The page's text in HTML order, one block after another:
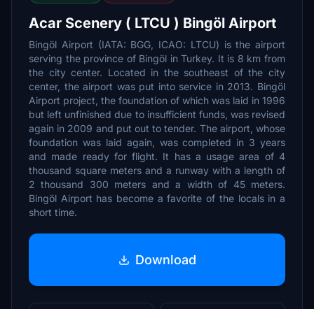
Acar Scenery ( LTCU ) Bingöl Airport
Bingöl Airport (IATA: BGG, ICAO: LTCU) is the airport
serving the province of Bingöl in Turkey. It is 8 km from
the city center. Located in the southeast of the city
center, the airport was put into service in 2013. Bingöl
Airport project, the foundation of which was laid in 1996
but left unfinished due to insufficient funds, was revised
again in 2009 and put out to tender. The airport, whose
foundation was laid again, was completed in 3 years
and made ready for flight. It has a usage area of 4
thousand square meters and a runway with a length of
2 thousand 300 meters and a width of 45 meters.
Bingöl Airport has become a favorite of the locals in a
short time.
Download